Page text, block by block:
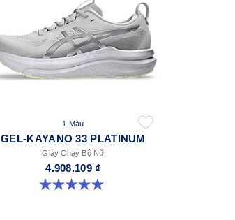
1 Màu
GEL-KAYANO 33 PLATINUM
Giày Chạy Bộ Nữ
4.908.109 ₫
5.0 trong số 5 sao. 2 đánh giá